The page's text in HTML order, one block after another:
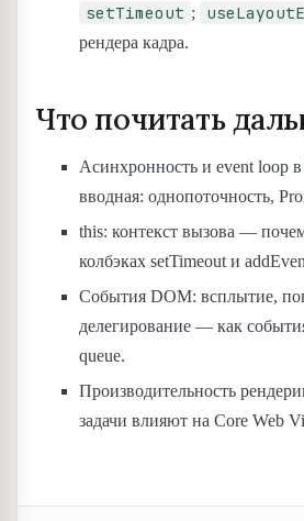
setTimeout ;
рендера кадра.
Что почитать
Асинхронность и event loop
вводная: однопоточность,
this: контекст вызова —
колбэках setTimeout и
События DOM: всплытие,
делегирование — как
queue.
Производительность
задачи влияют на Core Web